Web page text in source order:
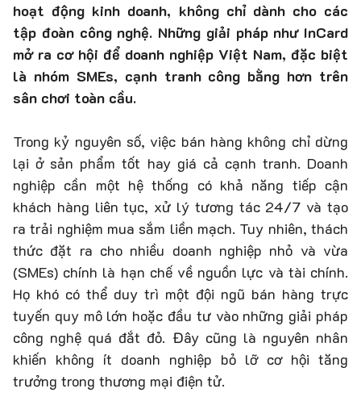
hoạt động kinh doanh, không chỉ dành cho các
tập đoàn công nghệ. Những giải pháp như InCard
mở ra cơ hội để doanh nghiệp Việt Nam, đặc biệt
là nhóm SMEs, cạnh tranh công bằng hơn trên
sân chơi toàn cầu.
Trong kỷ nguyên số, việc bán hàng không chỉ dừng
lại ở sản phẩm tốt hay giá cả cạnh tranh. Doanh
nghiệp cần một hệ thống có khả năng tiếp cận
khách hàng liên tục, xử lý tương tác 24/7 và tạo
ra trải nghiệm mua sắm liền mạch. Tuy nhiên, thách
thức đặt ra cho nhiều doanh nghiệp nhỏ và vừa
(SMEs) chính là hạn chế về nguồn lực và tài chính.
Họ khó có thể duy trì một đội ngũ bán hàng trực
tuyến quy mô lớn hoặc đầu tư vào những giải pháp
công nghệ quá đắt đỏ. Đây cũng là nguyên nhân
khiến không ít doanh nghiệp bỏ lỡ cơ hội tăng
trưởng trong thương mại điện tử.